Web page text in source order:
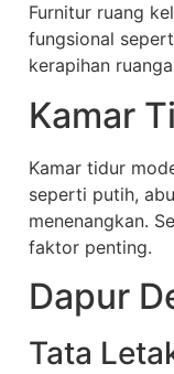
Furnitur ruang
fungsional
kerapihan
Kamar
Kamar tidur
seperti putih,
menenangkan.
faktor penting.
Dapur
Tata